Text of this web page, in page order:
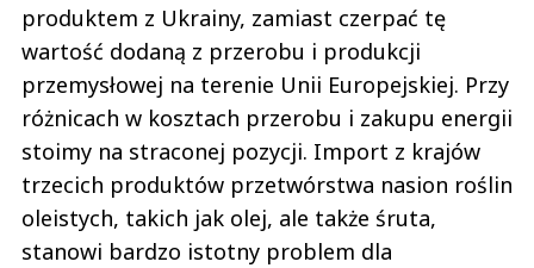
produktem z Ukrainy, zamiast czerpać tę
wartość dodaną z przerobu i produkcji
przemysłowej na terenie Unii Europejskiej. Przy
różnicach w kosztach przerobu i zakupu energii
stoimy na straconej pozycji. Import z krajów
trzecich produktów przetwórstwa nasion roślin
oleistych, takich jak olej, ale także śruta,
stanowi bardzo istotny problem dla